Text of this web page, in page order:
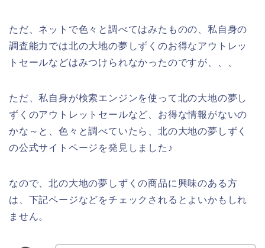
ただ、ネットで色々と調べてはみたものの、私自身の
調査能力では北の大地の夢しずくのお得なアウトレッ
トセールなどはみつけられなかったのですが、、、
ただ、私自身が検索エンジンを使って北の大地の夢し
ずくのアウトレットセールなど、お得な情報がないの
かな～と、色々と調べていたら、北の大地の夢しずく
の公式サイトページを発見しました♪
なので、北の大地の夢しずくの商品に興味のある方
は、下記ページなどをチェックされるとよいかもしれ
ません。